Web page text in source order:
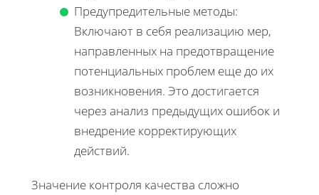
Предупредительные методы:
Включают в себя реализацию мер,
направленных на предотвращение
потенциальных проблем еще до их
возникновения. Это достигается
через анализ предыдущих ошибок и
внедрение корректирующих
действий.
Значение контроля качества сложно